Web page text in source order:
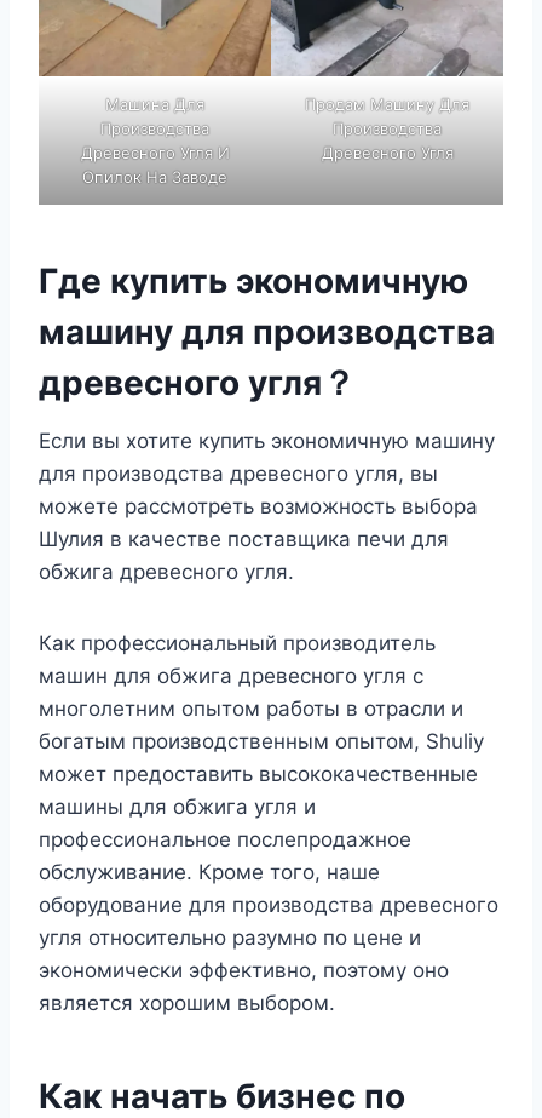
Машина Для
Производства
Древесного Угля И
Опилок На Заводе
Продам Машину Для
Производства
Древесного Угля
Где купить экономичную
машину для производства
древесного угля？
Если вы хотите купить экономичную машину
для производства древесного угля, вы
можете рассмотреть возможность выбора
Шулия в качестве поставщика печи для
обжига древесного угля.
Как профессиональный производитель
машин для обжига древесного угля с
многолетним опытом работы в отрасли и
богатым производственным опытом, Shuliy
может предоставить высококачественные
машины для обжига угля и
профессиональное послепродажное
обслуживание. Кроме того, наше
оборудование для производства древесного
угля относительно разумно по цене и
экономически эффективно, поэтому оно
является хорошим выбором.
Как начать бизнес по